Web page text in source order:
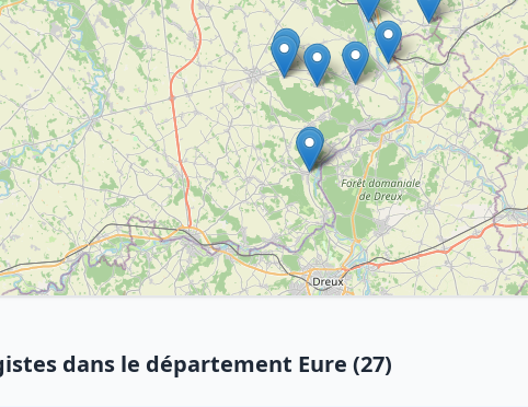
dans le département Eure (27)